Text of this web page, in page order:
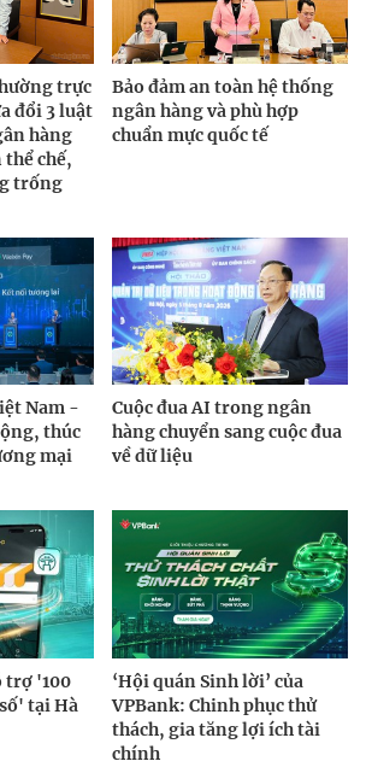
trực
đổi 3 luật
hàng
chế,
trống
Bảo đảm an toàn hệ thống
ngân hàng và phù hợp
chuẩn mực quốc tế
Nam -
thúc
mại
Cuộc đua AI trong ngân
hàng chuyển sang cuộc đua
về dữ liệu
trợ '100
tại Hà
‘Hội quán Sinh lời’ của
VPBank: Chinh phục thử
thách, gia tăng lợi ích tài
chính